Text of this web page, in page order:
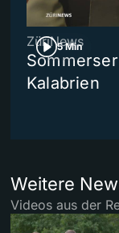
5 Min
ZüriNews
Kalabrien
Weitere
Videos aus der